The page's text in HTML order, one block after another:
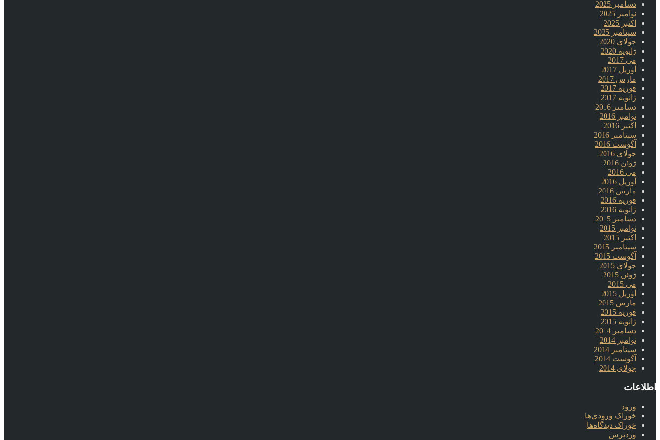
دسامبر 2025
نوامبر 2025
اکتبر 2025
سپتامبر 2025
جولای 2020
ژانویه 2020
می 2017
آوریل 2017
مارس 2017
فوریه 2017
ژانویه 2017
دسامبر 2016
نوامبر 2016
اکتبر 2016
سپتامبر 2016
آگوست 2016
جولای 2016
ژوئن 2016
می 2016
آوریل 2016
مارس 2016
فوریه 2016
ژانویه 2016
دسامبر 2015
نوامبر 2015
اکتبر 2015
سپتامبر 2015
آگوست 2015
جولای 2015
ژوئن 2015
می 2015
آوریل 2015
مارس 2015
فوریه 2015
ژانویه 2015
دسامبر 2014
نوامبر 2014
سپتامبر 2014
آگوست 2014
جولای 2014
اطلاعات
ورود
خوراک ورودی‌ها
خوراک دیدگاه‌ها
وردپرس